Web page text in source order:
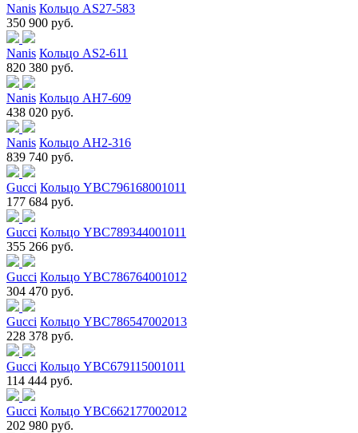
Nanis Кольцо AS27-583
350 900 руб.
Nanis Кольцо AS2-611
820 380 руб.
Nanis Кольцо AH7-609
438 020 руб.
Nanis Кольцо AH2-316
839 740 руб.
Gucci Кольцо YBC796168001011
177 684 руб.
Gucci Кольцо YBC789344001011
355 266 руб.
Gucci Кольцо YBC786764001012
304 470 руб.
Gucci Кольцо YBC786547002013
228 378 руб.
Gucci Кольцо YBC679115001011
114 444 руб.
Gucci Кольцо YBC662177002012
202 980 руб.